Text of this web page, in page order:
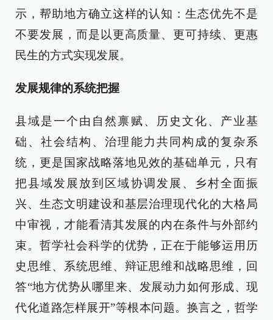
示，帮助地方确立这样的认知：生态优先不是
不要发展，而是以更高质量、更可持续、更惠
民生的方式实现发展。
发展规律的系统把握
县域是一个由自然禀赋、历史文化、产业基
础、社会结构、治理能力共同构成的复杂系
统，更是国家战略落地见效的基础单元，只有
把县域发展放到区域协调发展、乡村全面振
兴、生态文明建设和基层治理现代化的大格局
中审视，才能看清其发展的内在条件与外部约
束。哲学社会科学的优势，正在于能够运用历
史思维、系统思维、辩证思维和战略思维，回
答“地方优势从哪里来、发展动力如何形成、现
代化道路怎样展开”等根本问题。换言之，哲学